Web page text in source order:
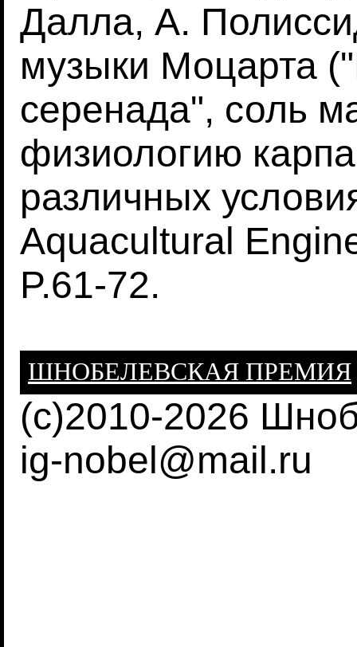
Далла, А.
музыки Моцарта
серенада", соль
физиологию
различных
Aquacultural
P.61-72.
ШНОБЕЛЕВСКАЯ ПРЕМИЯ
(c)2010-2026
ig-nobel@mail.ru